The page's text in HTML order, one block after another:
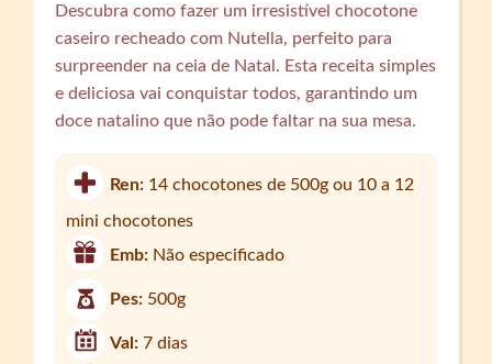
Descubra como fazer um irresistível chocotone
caseiro recheado com Nutella, perfeito para
surpreender na ceia de Natal. Esta receita simples
e deliciosa vai conquistar todos, garantindo um
doce natalino que não pode faltar na sua mesa.
Ren: 14 chocotones de 500g ou 10 a 12
mini chocotones
Emb: Não especificado
Pes: 500g
Val:7 dias